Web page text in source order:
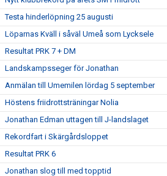
Testa hinderlöpning 25 augusti
Löparnas Kväll i såväl Umeå som Lycksele
Resultat PRK 7 + DM
Landskampsseger för Jonathan
Anmälan till Umemilen lördag 5 september
Höstens friidrottsträningar Nolia
Jonathan Edman uttagen till J-landslaget
Rekordfart i Skärgårdsloppet
Resultat PRK 6
Jonathan slog till med topptid